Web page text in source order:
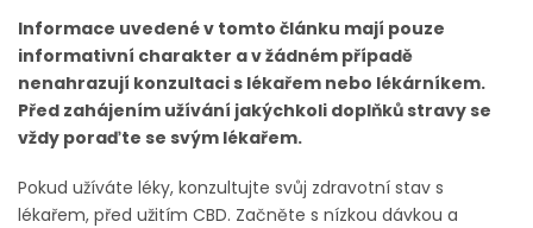
Informace uvedené v tomto článku mají pouze
informativní charakter a v žádném případě
nenahrazují konzultaci s lékařem nebo lékárníkem.
Před zahájením užívání jakýchkoli doplňků stravy se
vždy poraďte se svým lékařem.
Pokud užíváte léky, konzultujte svůj zdravotní stav s
lékařem, před užitím CBD. Začněte s nízkou dávkou a